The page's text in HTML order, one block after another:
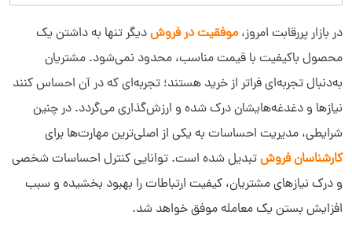
چرا مدیریت احساسات برای تیم فروش اهمیت دارد؟
مهارت‌های کلیدی برای مدیریت احساسات در فروش
چگونه مهارت‌های مدیریت احساسات را تقویت کنیم؟
در بازار پررقابت امروز، موفقیت در فروشدیگر تنها به داشتن یک
محصول باکیفیت با قیمت مناسب، محدود نمی‌شود. مشتریان
به‌دنبال تجربه‌ای فراتر از خرید هستند؛ تجربه‌ای که در آن احساس کنند
نیازها و دغدغه‌هایشان درک شده و ارزش‌گذاری می‌گردد. در چنین
شرایطی، مدیریت احساسات به یکی از اصلی‌ترین مهارت‌ها برای
کارشناسان فروشتبدیل شده است. توانایی کنترل احساسات شخصی
و درک نیازهای مشتریان، کیفیت ارتباطات را بهبود بخشیده و سبب
افزایش بستن یک معامله موفق خواهد شد.